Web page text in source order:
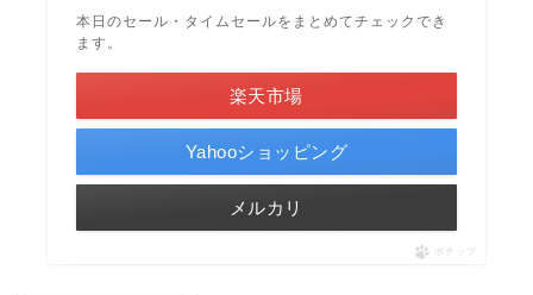
本日のセール・タイムセールをまとめてチェックでき
ます。
楽天市場
Yahooショッピング
メルカリ
ポチップ